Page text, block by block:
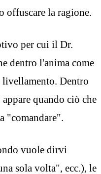
offuscare la ragione.
per cui il Dr.
dentro l'anima come
livellamento. Dentro
quando ciò che
"comandare".
vuole dirvi
sola volta", ecc.), le